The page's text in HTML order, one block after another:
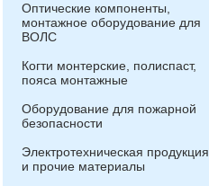
Оптические компоненты,
монтажное оборудование для
ВОЛС
Когти монтерские, полиспаст,
пояса монтажные
Оборудование для пожарной
безопасности
Электротехническая продукция
и прочие материалы